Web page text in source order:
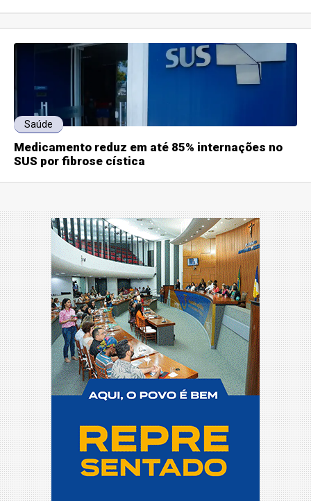
Saúde
Medicamento reduz em até 85% internações no
SUS por fibrose cística